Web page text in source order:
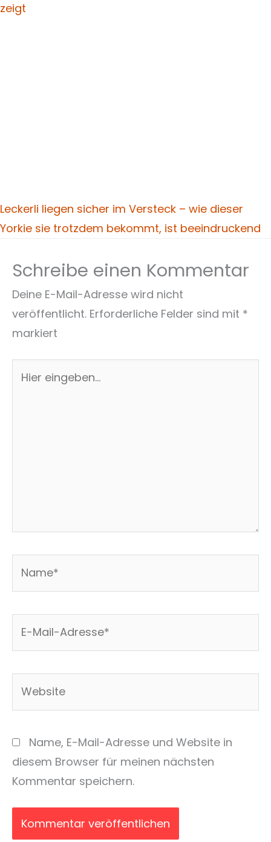
zeigt
Leckerli liegen sicher im Versteck – wie dieser
Yorkie sie trotzdem bekommt, ist beeindruckend
Schreibe einen Kommentar
Deine E-Mail-Adresse wird nicht
veröffentlicht. Erforderliche Felder sind mit *
markiert
eingeben…
Name, E-Mail-Adresse und Website in
diesem Browser für meinen nächsten
Kommentar speichern.